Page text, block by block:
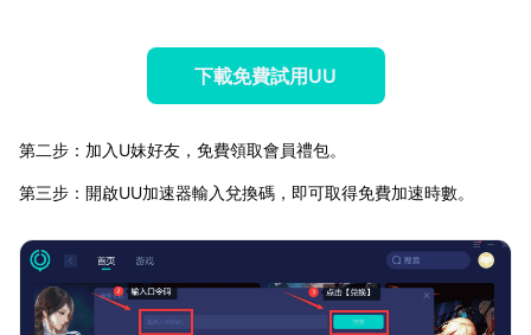
下載免費試用UU
第二步：加入U妹好友，免費領取會員禮包。
第三步：開啟UU加速器輸入兌換碼，即可取得免費加速時數。